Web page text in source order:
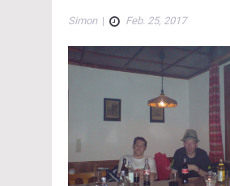
Simon| Feb. 25, 2017